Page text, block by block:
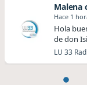
Malena
Hace 1
Hola
de don
LU 33